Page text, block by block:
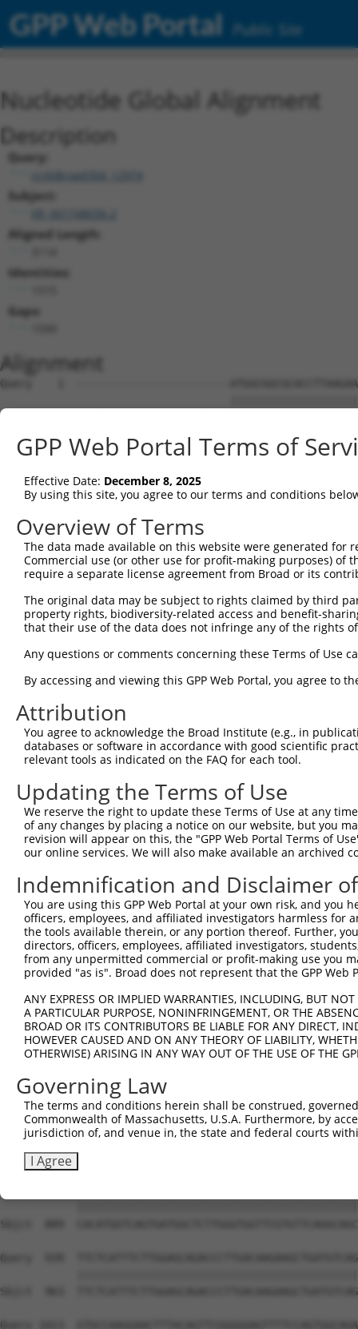
GPP Web Portal Public Site
Nucleotide Global Alignment
Description
Query:
ccsbBroad304_12974
Subject:
Aligned Length:
Identities:
Gaps:
Alignment
Query    1  ------------------------ATGGCGGCGCACCTTAAGAAGCGGGTTTATGAGGAATTCACGAAAGTGGT  50
                                    ||||||||||||||||||||||||||||||||||||||||||||||||||
Sbjct    1  AGCTGAGAGGGCCCGCGGGTAGGCATGGCGGCGCACCTTAAGAAGCGGGTTTATGAGGAATTCACGAAAGTGGT  74

Query   51  TCAGCCACAGGAGGAAATTGCTACTAAGAAACTCCGACTAACAAAACCAAGTAAATCTGCAGCACTCCACATAG  124
            ||||||||||||||||||||||||||||||||||||||||||||||||||||||||||||||||||||||||||
Sbjct   75  TCAGCCACAGGAGGAAATTGCTACTAAGAAACTCCGACTAACAAAACCAAGTAAATCTGCAGCACTCCACATAG  148

Query  125  ATCTGTGTAAAGCTACCTCCCCAGCAGATGCTTTGCAATACTTGCTCCAGTTTGCCAGGAAGCCTGTCGAGGCG  198
            ||||||||||||||||||||||||||||||||||||||||||||||||||||||||||||||||||||||||||
Sbjct  149  ATCTGTGTAAAGCTACCTCCCCAGCAGATGCTTTGCAATACTTGCTCCAGTTTGCCAGGAAGCCTGTCGAGGCG  222

Query  199  GAAAGCGTAGAGGGAGTAGTCAGGATTCTCTTGGAACATTATTACAAGGAGAATGATCCATCTGTGAGACTGAA  272
            ||||||||||||||||||||||||||||||||||||||||||||||||||||||||||||||||||||||||||
Sbjct  223  GAAAGCGTAGAGGGAGTAGTCAGGATTCTCTTGGAACATTATTACAAGGAGAATGATCCATCTGTGAGACTGAA  296

Query  273  AATTGCATCATTGTTGGGTTTATTATCAAAGACAGCAGGATTTTCACCAGACTGCATTATGGATGATGCCATCA  346
            ||||||||||||||||||||||||||||||||||||||||||||||||||||||||||||||||||||||||||
Sbjct  297  AATTGCATCATTGTTGGGTTTATTATCAAAGACAGCAGGATTTTCACCAGACTGCATTATGGATGATGCCATCA  370

Query  347  ACATCCTGCAGAATGAAAAGTCTCATCAAGTCCTAGCTCAACTGCTGGATACTTTGCTTGCAATTGGCACTAAG  420
            ||||||||||||||||||||||||||||||||||||||||||||||||||||||||||||||||||||||||||
Sbjct  371  ACATCCTGCAGAATGAAAAGTCTCATCAAGTCCTAGCTCAACTGCTGGATACTTTGCTTGCAATTGGCACTAAG  444

Query  421  CTACCAGAGAATCAAGCTATCCAAATGCGATTAGTTGATGTGGCCTGCAAGCATCTGACAGATACGTCTCATGG  494
            ||||||||||||||||||||||||||||||||||||||||||||||||||||||||||||||||||||||||||
Sbjct  445  CTACCAGAGAATCAAGCTATCCAAATGCGATTAGTTGATGTGGCCTGCAAGCATCTGACAGATACGTCTCATGG  518

Query  495  TGTAAGAAATAAGTGCCTGCAGTTACTTGGCAATCTTGGCTCTTTGGAGAAAAGTGTCACAAAAGATGCAGAAG  568
            ||||||||||||||||||||||||||||||||||||||||||||||||||||||||||||||||||||||||||
Sbjct  519  TGTAAGAAATAAGTGCCTGCAGTTACTTGGCAATCTTGGCTCTTTGGAGAAAAGTGTCACAAAAGATGCAGAAG  592

Query  569  GCCTAGCTGCCAGAGATGTCCAGAAGATTATAGGGGATTACTTCAGTGACCAAGACCCACGTGTCAGAACAGCA  642
            ||||||||||||||||||||||||||||||||||||||||||||||||||||||||||||||||||||||||||
Sbjct  593  GCCTAGCTGCCAGAGATGTCCAGAAGATTATAGGGGATTACTTCAGTGACCAAGACCCACGTGTCAGAACAGCA  666

Query  643  GCTATAAAAGCCATGTTGCAGCTCCATGAAAGAGGACTGAAATTACACCAAACAATTTATAATCAGGCCTGTAA  716
            ||||||||||||||||||||||||||||||||||||||||||||||||||||||||||||||||||||||||||
Sbjct  667  GCTATAAAAGCCATGTTGCAGCTCCATGAAAGAGGACTGAAATTACACCAAACAATTTATAATCAGGCCTGTAA  740

Query  717  ATTACTCTCTGATGACTATGAACAAGTGCGCAGTGCTGCAGTCCAGCTTATCTGGGTCGTCAGTCAGCTCTATC  790
            ||||||||||||||||||||||||||||||||||||||||||||||||||||||||||||||||||||||||||
Sbjct  741  ATTACTCTCTGATGACTATGAACAAGTGCGCAGTGCTGCAGTCCAGCTTATCTGGGTCGTCAGTCAGCTCTATC  814

Query  791  CTGAAAGCATTGTCCCAATTCCTTCTTCTAATGAAGAAATACGCTTAGTTGATGATGCGTTTGGCAAAATTTGT  864
            ||||||||||||||||||||||||||||||||||||||||||||||||||||||||||||||||||||||||||
Sbjct  815  CTGAAAGCATTGTCCCAATTCCTTCTTCTAATGAAGAAATACGCTTAGTTGATGATGCGTTTGGCAAAATTTGT  888

Query  865  CACATGGTCAGTGATGGCTCTTGGGTGGTTCGTGTTCAGGCAGCAAAACTGTTGGGCTCTATGGAGCAAGTCAG  938
            ||||||||||||||||||||||||||||||||||||||||||||||||||||||||||||||||||||||||||
Sbjct  889  CACATGGTCAGTGATGGCTCTTGGGTGGTTCGTGTTCAGGCAGCAAAACTGTTGGGCTCTATGGAGCAAGTCAG  962

Query  939  TTCTCATTTCTTGGAGCAGACCCTTGACAAGAAGCTGATGTCAGATCTGAGGAGGAAACGTACTGCACATGAGC  1012
            ||||||||||||||||||||||||||||||||||||||||||||||||||||||||||||||||||||||||||
Sbjct  963  TTCTCATTTCTTGGAGCAGACCCTTGACAAGAAGCTGATGTCAGATCTGAGGAGGAAACGTACTGCACATGAGC  1036

Query 1013  GTGCCAAGGAACTTTACAGTTCGGGGGAGTTTTCCAGTGGCAGAAAGTGGGGAGATGATGCTCCCAAGGAAGAA  1086
            ||||||||||||||||||||||||||||||||||||||||||||||||||||||||||||||||||||||||||
Sbjct 1037  GTGCCAAGGAACTTTACAGTTCGGGGGAGTTTTCCAGTGGCAGAAAGTGGGGAGATGATGCTCCCAAGGAAGAA  1110

Query 1087  GTAGATACCGGGGCTGTGAACTTGATTGAGTCAGGAGCTTGTGGAGCTTTTGTTCATGGGTTGGAAGATGAGAT  1160
            ||||||||||||||||||||||||||||||||||||||||||||||||||||||||||||||||||||||||||
Sbjct 1111  GTAGATACCGGGGCTGTGAACTTGATTGAGTCAGGAGCTTGTGGAGCTTTTGTTCATGGGTTGGAAGATGAGAT  1184

Query 1161  GTATGAGGTTCGTATTGCTGCTGTGGAGGCCCTCTGCATGTTGGCCCAGTCTTCACCCTCTTTTGCTGAGAAGT  1234
            ||||||||||||||||||||||||||||||||||||||||||||||||||||||||||||||||||||||||||
Sbjct 1185  GTATGAGGTTCGTATTGCTGCTGTGGAGGCCCTCTGCATGTTGGCCCAGTCTTCACCCTCTTTTGCTGAGAAGT  1258

Query 1235  GCCTTGATTTCCTAGTTGACATGTTCAACGATGAAATTGAGGAAGTACGTCTGCAGTCTATACATACCATGAGA  1308
            ||||||||||||||||||||||||||||||||||||||||||||||||||||||||||||||||||||||||||
Sbjct 1259  GCCTTGATTTCCTAGTTGACATGTTCAACGATGAAATTGAGGAAGTACGTCTGCAGTCTATACATACCATGAGA  1332

Query 1309  AAAATCTCTAACAACATCACCCTCCGAGAAGATCAGCTTGACACTGTCCTGGCTGTGCTAGAGGATTCATCCAG  1382
            ||||||||||||||||||||||||||||||||||||||||||||||||||||||||||||||||||||||||||
Sbjct 1333  AAAATCTCTAACAACATCACCCTCCGAGAAGATCAGCTTGACACTGTCCTGGCTGTGCTAGAGGATTCATCCAG  1406

Query 1383  AGATATTCGAGAGGCTCTTCATGAACTCTTATGCTGTACTAATGTTTCAACCAAAGAAGGGATTCATCTTGCAT  1456
            ||||||||||||||||||||||||||||||||||||||||||||||||||||||||||||||||||||||||||
Sbjct 1407  AGATATTCGAGAGGCTCTTCATGAACTCTTATGCTGTACTAATGTTTCAACCAAAGAAGGGATTCATCTTGCAT  1480

Query 1457  TGGTGGAGCTGCTGAAAAATTTAACCAAGTACCCTACTGATAGGGACTCCATATGGAAG---------------  1515
            |||||||||||||||||||||||||||||||||||||||||||||||||||||||||||
GPP Web Portal Terms of
Effective Date: December 8, 2025
By using this site, you agree to our terms and conditions
Overview of Terms
The data made available on this website were generated
Commercial use (or other use for profit-making purposes) of
require a separate license agreement from Broad or its
The original data may be subject to rights claimed by third
property rights, biodiversity-related access and benefit-
that their use of the data does not infringe any of the rights
Any questions or comments concerning these Terms of Use
By accessing and viewing this GPP Web Portal, you agree to
Attribution
You agree to acknowledge the Broad Institute (e.g., in
databases or software in accordance with good scientific
relevant tools as indicated on the FAQ for each tool.
Updating the Terms of Use
We reserve the right to update these Terms of Use at any
of any changes by placing a notice on our website, but you
revision will appear on this, the "GPP Web Portal Terms of
our online services. We will also make available an archived
Indemnification and Disclaimer
You are using this GPP Web Portal at your own risk, and
officers, employees, and affiliated investigators harmless for
the tools available therein, or any portion thereof. Further,
directors, officers, employees, affiliated investigators,
from any unpermitted commercial or profit-making use you
provided "as is". Broad does not represent that the GPP
ANY EXPRESS OR IMPLIED WARRANTIES, INCLUDING, BUT
A PARTICULAR PURPOSE, NONINFRINGEMENT, OR THE
BROAD OR ITS CONTRIBUTORS BE LIABLE FOR ANY DIRECT,
HOWEVER CAUSED AND ON ANY THEORY OF LIABILITY,
OTHERWISE) ARISING IN ANY WAY OUT OF THE USE OF THE
Governing Law
The terms and conditions herein shall be construed,
Commonwealth of Massachusetts, U.S.A. Furthermore, by
jurisdiction of, and venue in, the state and federal courts
I Agree